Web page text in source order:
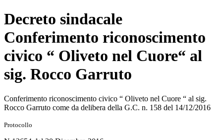
Decreto sindacale
Conferimento riconoscimento
civico “ Oliveto nel Cuore“ al
sig. Rocco Garruto
Conferimento riconoscimento civico “ Oliveto nel Cuore “ al sig.
Rocco Garruto come da delibera della G.C. n. 158 del 14/12/2016
Protocollo